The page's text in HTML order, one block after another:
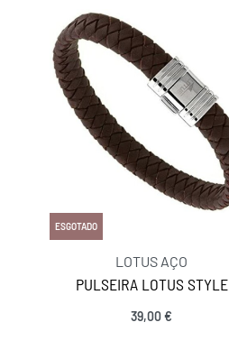
ESGOTADO
LOTUS AÇO
PULSEIRA LOTUS STYLE
39,00€